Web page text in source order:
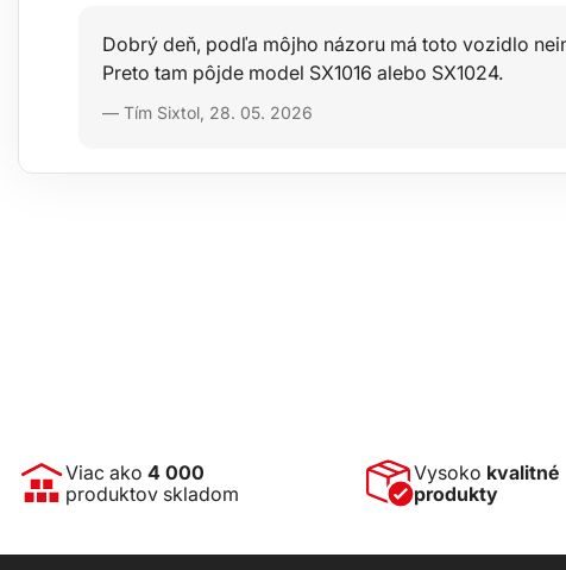
Dobrý deň, podľa môjho názoru má toto vozidlo
Preto tam pôjde model SX1016 alebo SX1024.
— Tím Sixtol, 28. 05. 2026
Viac ako 4 000
produktov skladom
Vysoko kvalitné
produkty